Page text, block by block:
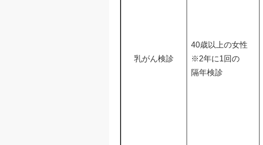
乳がん検診
40歳以上の女性
※2年に1回の
隔年検診